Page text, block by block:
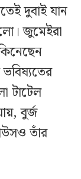
দুবাই যান
জুমেইরা
টাটেল
বুর্জ
তাঁর